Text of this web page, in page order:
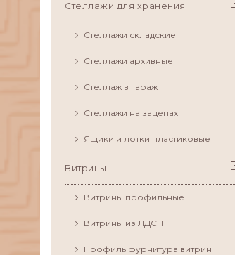
Стеллажи для хранения
Стеллажи складские
Стеллажи архивные
Стеллаж в гараж
Стеллажи на зацепах
Ящики и лотки пластиковые
Витрины
Витрины профильные
Витрины из ЛДСП
Профиль фурнитура витрин